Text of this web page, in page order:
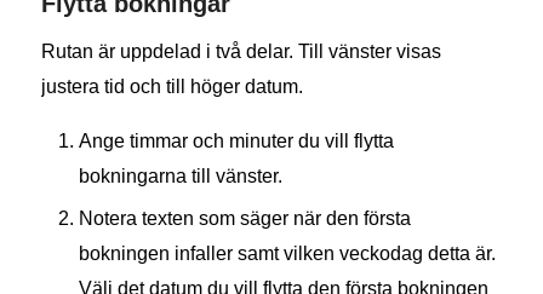
Rutan är uppdelad i två delar. Till vänster visas
justera tid och till höger datum.
Ange timmar och minuter du vill flytta
bokningarna till vänster.
Notera texten som säger när den första
bokningen infaller samt vilken veckodag detta är.
Välj det datum du vill flytta den första bokningen